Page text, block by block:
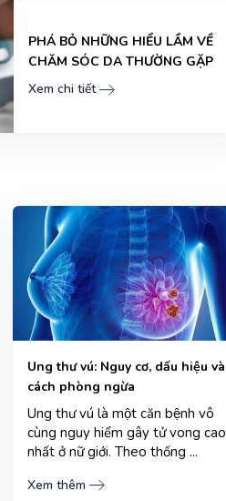
PHÁ BỎ NHỮNG HIỂU LẦM VỀ
CHĂM SÓC DA THƯỜNG GẶP
Xem chi tiết
Ung thư vú: Nguy cơ, dấu hiệu và
cách phòng ngừa
Ung thư vú là một căn bệnh vô
cùng nguy hiểm gây tử vong cao
nhất ở nữ giới. Theo thống ...
Xem thêm